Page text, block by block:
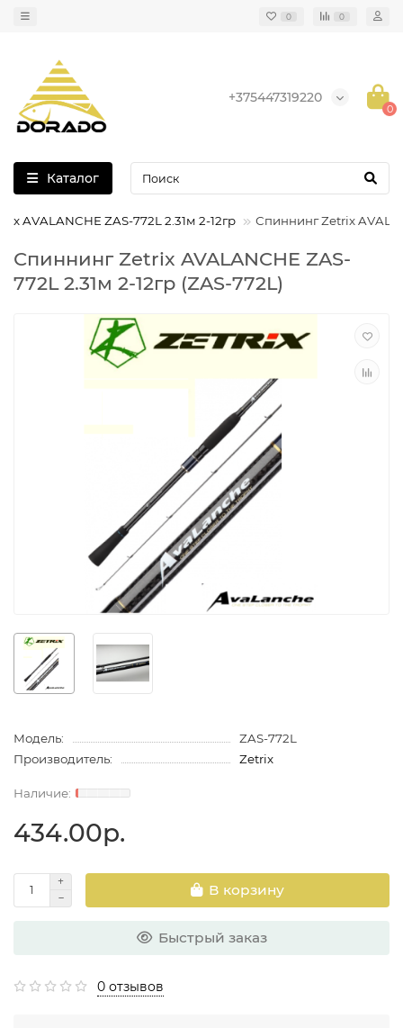
0 0
+375447319220
0
Каталог
AVALANCHE ZAS-772L 2.31м 2-12гр Спиннинг Zetrix
Спиннинг Zetrix AVALANCHE ZAS-
772L 2.31м 2-12гр (ZAS-772L)
Модель:
ZAS-772L
Производитель:
Zetrix
434.00р.
В корзину
Быстрый заказ
0 отзывов